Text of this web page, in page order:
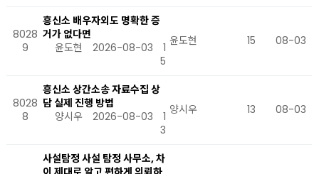
8028
9
흥신소 배우자외도 명확한 증
거가 없다면
윤도현
2026-08-03
1
5
윤도현 15 08-03
8028
8
흥신소 상간소송 자료수집 상
담 실제 진행 방법
양시우
2026-08-03
1
3
양시우 13 08-03
사설탐정 사설 탐정 사무소, 차